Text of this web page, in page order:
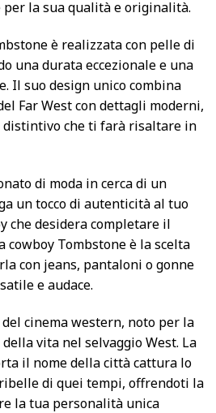
la sua qualità e originalità.
è realizzata con pelle di
una durata eccezionale e una
Il suo design unico combina
Far West con dettagli moderni,
distintivo che ti farà risaltare in
di moda in cerca di un
un tocco di autenticità al tuo
che desidera completare il
Tombstone è la scelta
con jeans, pantaloni o gonne
e audace.
del cinema western, noto per la
vita nel selvaggio West. La
il nome della città cattura lo
di quei tempi, offrendoti la
la tua personalità unica